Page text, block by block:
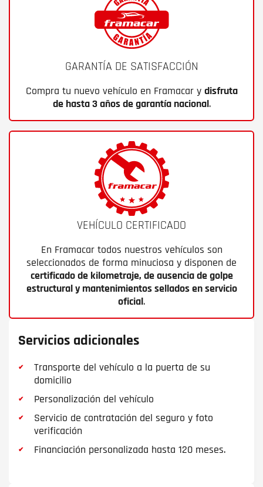
GARANTÍA DE SATISFACCIÓN
Compra tu nuevo vehículo en Framacar y disfruta
de hasta 3 años de garantía nacional.
VEHÍCULO CERTIFICADO
En Framacar todos nuestros vehículos son
seleccionados de forma minuciosa y disponen de
certificado de kilometraje, de ausencia de golpe
estructural y mantenimientos sellados en servicio
oficial.
Servicios adicionales
Transporte del vehículo a la puerta de su
domicilio
Personalización del vehículo
Servicio de contratación del seguro y foto
verificación
Financiación personalizada hasta 120 meses.